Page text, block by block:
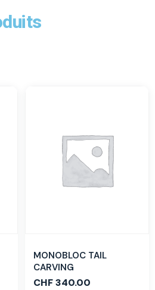
MONOBLOC TAIL
CARVING
CHF340.00